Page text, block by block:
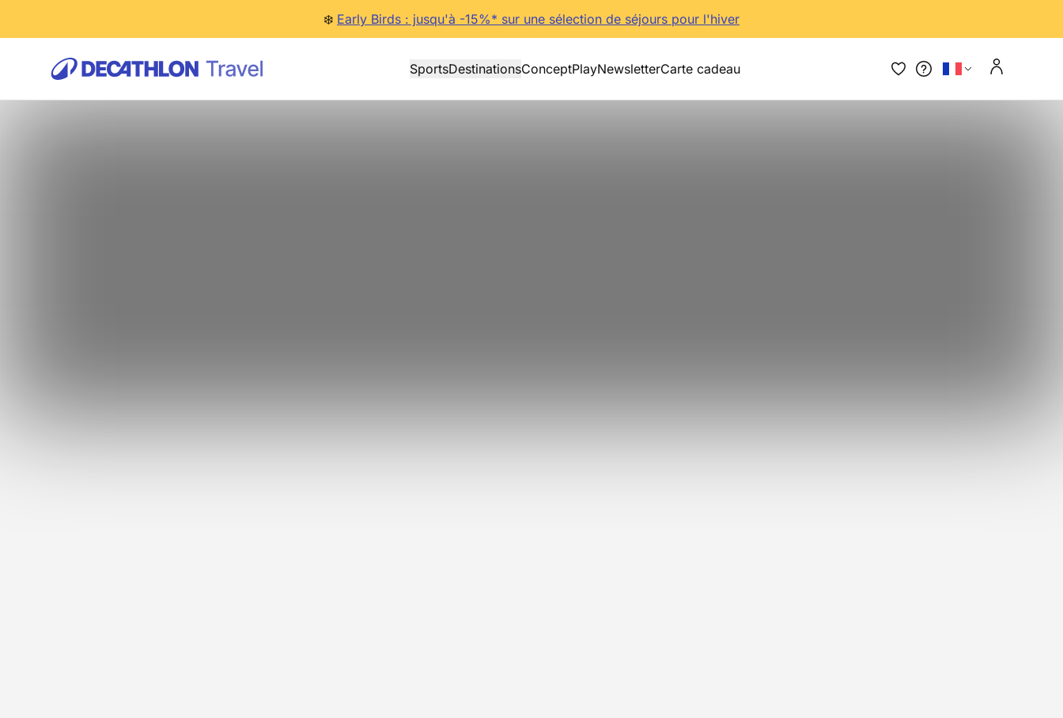
❄️ Early Birds : jusqu'à -15%* sur une sélection de séjours pour l'hiver
SportsDestinationsConceptPlayNewsletterCarte cadeau